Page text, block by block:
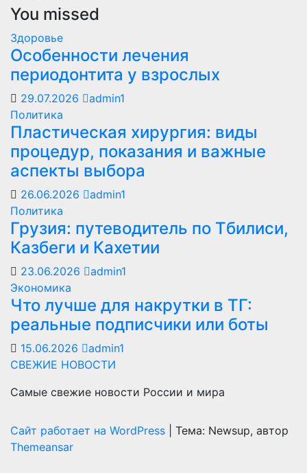
You missed
Здоровье
Особенности лечения
периодонтита у взрослых
29.07.2026
admin1
Политика
Пластическая хирургия: виды
процедур, показания и важные
аспекты выбора
26.06.2026
admin1
Политика
Грузия: путеводитель по Тбилиси,
Казбеги и Кахетии
23.06.2026
admin1
Экономика
Что лучше для накрутки в ТГ:
реальные подписчики или боты
15.06.2026
admin1
СВЕЖИЕ НОВОСТИ
Самые свежие новости России и мира
Сайт работает на WordPress
Тема: Newsup, автор
Themeansar